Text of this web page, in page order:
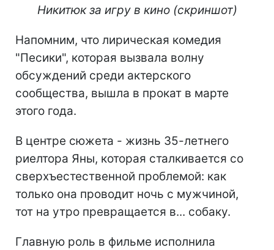
Никитюк за игру в кино (скриншот)
Напомним, что лирическая комедия
"Песики", которая вызвала волну
обсуждений среди актерского
сообщества, вышла в прокат в марте
этого года.
В центре сюжета - жизнь 35-летнего
риелтора Яны, которая сталкивается со
сверхъестественной проблемой: как
только она проводит ночь с мужчиной,
тот на утро превращается в... собаку.
Главную роль в фильме исполнила